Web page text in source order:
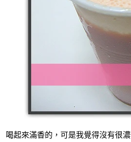
喝起來滿香的，可是我覺得沒有很